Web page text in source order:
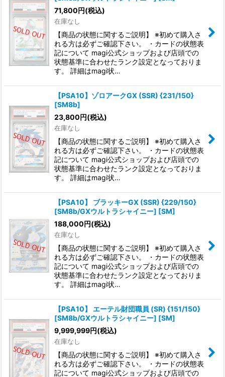
71,800円(税込)
在庫なし
【商品の状態に関するご説明】 ※初めて購入さ
れる方は必ずご確認下さい。 ・カードの状態表
記について magi公式ショップおよび店頭での
状態基準に合わせたランク設定となっておりま
す。 詳細はmagi状…
【PSA10】ゾロアークGX (SSR) {231/150}
[SM8b]
23,800円(税込)
在庫なし
【商品の状態に関するご説明】 ※初めて購入さ
れる方は必ずご確認下さい。 ・カードの状態表
記について magi公式ショップおよび店頭での
状態基準に合わせたランク設定となっておりま
す。 詳細はmagi状…
【PSA10】 ブラッキーGX (SSR) {229/150}
[SM8b/GXウルトラシャイニー] [SM]
188,000円(税込)
在庫なし
【商品の状態に関するご説明】 ※初めて購入さ
れる方は必ずご確認下さい。 ・カードの状態表
記について magi公式ショップおよび店頭での
状態基準に合わせたランク設定となっておりま
す。 詳細はmagi状…
【PSA10】 エーテル財団職員 (SR) {151/150}
[SM8b/GXウルトラシャイニー] [SM]
9,999,999円(税込)
在庫なし
【商品の状態に関するご説明】 ※初めて購入さ
れる方は必ずご確認下さい。 ・カードの状態表
記について magi公式ショップおよび店頭での